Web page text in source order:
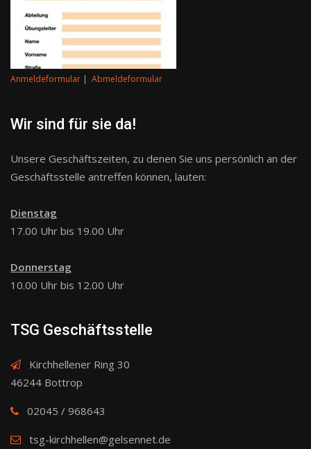
Anmeldeformular | Abmeldeformular
Wir sind für sie da!
Unsere Geschäftszeiten, zu denen Sie uns persönlich an der
Geschäftsstelle antreffen können, lauten:
Dienstag
17.00 Uhr bis 19.00 Uhr
Donnerstag
10.00 Uhr bis 12.00 Uhr
TSG Geschäftsstelle
Kirchhellener Ring 30
46244 Bottrop
02045 / 968643
tsg-kirchhellen@gelsennet.de